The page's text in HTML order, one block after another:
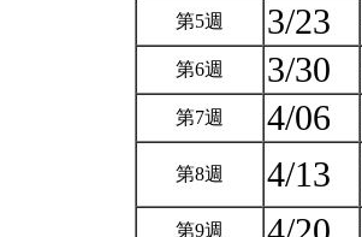
第5週 3/23
第6週 3/30
第7週 4/06
第8週 4/13
第9週